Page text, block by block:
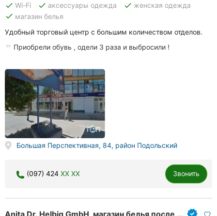
done Wi-Fi done аксессуары одежда done женская одежда
done магазин белья
Удобный торговый центр с большим количеством отделов.
Приобрели обувь , одели 3 раза и выбросили !
Большая Перспективная, 84, район Подольский
(097) 424 XX XX Звонить